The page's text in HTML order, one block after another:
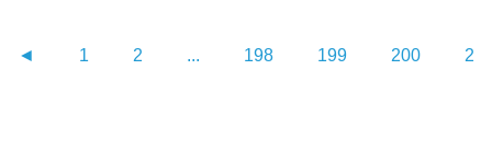
◄ 1 2 ... 198 199 200